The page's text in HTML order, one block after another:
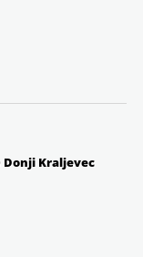
Donji Kraljevec